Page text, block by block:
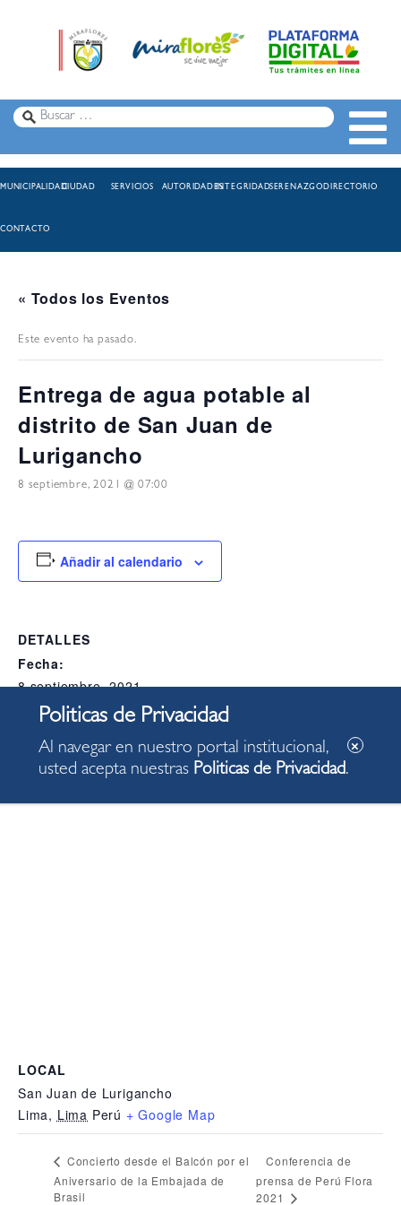
MUNICIPALIDADCIUDAD SERVICIOS AUTORIDADESINTEGRIDADSERENAZGODIRECTORIO
CONTACTO
« Todos los Eventos
Este evento ha pasado.
Entrega de agua potable al
distrito de San Juan de
Lurigancho
8 septiembre, 2021 @ 07:00
Añadir al calendario
DETALLES
Fecha:
8 septiembre, 2021
Hora:
Categoría del Evento:
Alcaldia
LOCAL
San Juan de Lurigancho
Lima, Lima Perú + Google Map
Concierto desde el Balcón por el
Aniversario de la Embajada de
Brasil
Conferencia de
prensa de Perú Flora
2021
Al navegar en nuestro portal institucional,
usted acepta nuestras Politicas de Privacidad.